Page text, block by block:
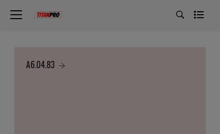
A6.04.83